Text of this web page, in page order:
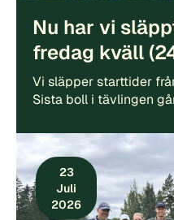
Nu har vi
fredag kväll
Vi släpper starttider
Sista boll i tävlingen
23
Juli
2026